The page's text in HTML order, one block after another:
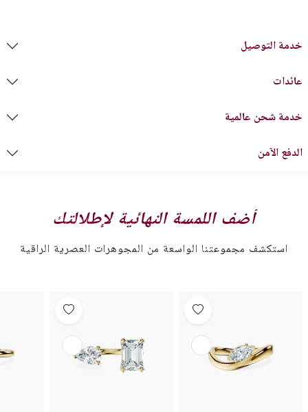
خدمة التوصيل
عائدات
خدمة شحن عالمية
الدفع الآمن
أضف اللمسة النهائية لإطلالتك
استكشف مجموعتنا الواسعة من المجوهرات العصرية الراقية